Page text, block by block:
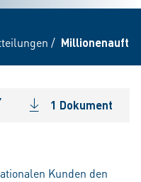
/
1 Dokument
Kunden den